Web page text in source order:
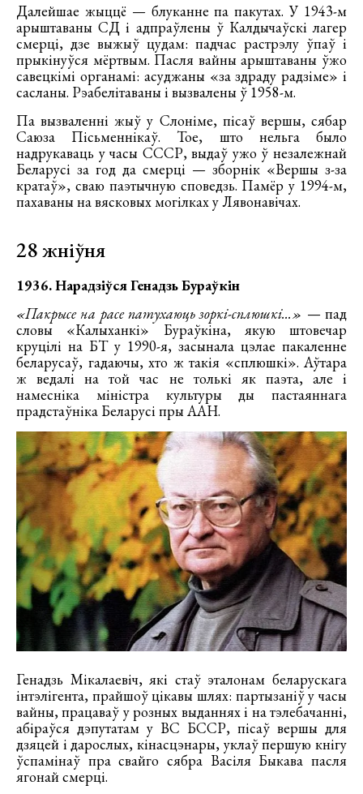
Далейшае жыццё — блуканне па пакутах. У 1943-м
арыштаваны СД і адпраўлены ў Калдычаўскі лагер
смерці, дзе выжыў цудам: падчас растрэлу ўпаў і
прыкінуўся мёртвым. Пасля вайны арыштаваны ўжо
савецкімі органамі: асуджаны «за здраду радзіме» і
сасланы. Рэабелітаваны і вызвалены ў 1958-м.
Па вызваленні жыў у Слоніме, пісаў вершы, сябар
Саюза Пісьменнікаў. Тое, што нельга было
надрукаваць у часы СССР, выдаў ужо ў незалежнай
Беларусі за год да смерці — зборнік «Вершы з-за
кратаў», сваю паэтычную споведзь. Памёр у 1994-м,
пахаваны на вясковых могілках у Лявонавічах.
28 жніўня
1936. Нарадзіўся Генадзь Бураўкін
«Пакрысе на расе патухаюць зоркі-сплюшкі...» — пад
словы «Калыханкі» Бураўкіна, якую штовечар
круцілі на БТ у 1990-я, засынала цэлае пакаленне
беларусаў, гадаючы, хто ж такія «сплюшкі». Аўтара
ж ведалі на той час не толькі як паэта, але і
намесніка міністра культуры ды пастаяннага
прадстаўніка Беларусі пры ААН.
Генадзь Мікалаевіч, які стаў эталонам беларускага
інтэлігента, прайшоў цікавы шлях: партызаніў у часы
вайны, працаваў у розных выданнях і на тэлебачанні,
абіраўся дэпутатам у ВС БССР, пісаў вершы для
дзяцей і дарослых, кінасцэнары, уклаў першую кнігу
ўспамінаў пра свайго сябра Васіля Быкава пасля
ягонай смерці.